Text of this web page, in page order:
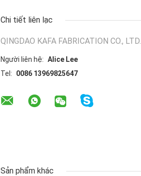
Chi tiết liên lạc
QINGDAO KAFA FABRICATION CO., LTD.
Người liên hệ: Alice Lee
Tel:
0086 13969825647
Sản phẩm khác